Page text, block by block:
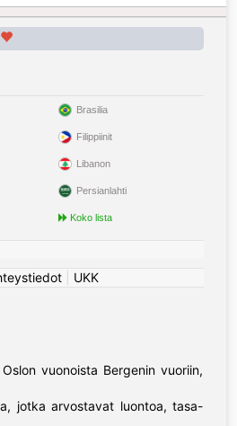
Brasilia
Filippiinit
Libanon
Persianlahti
Koko lista
| UKK
vuonoista Bergenin vuoriin,
jotka arvostavat luontoa, tasa-